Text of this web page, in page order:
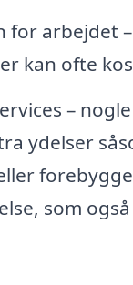
for arbejdet –
kan ofte
–
ydelser
som